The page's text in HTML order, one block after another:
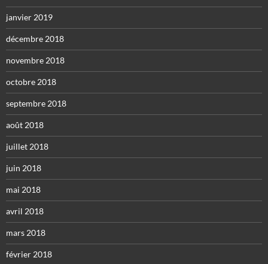
janvier 2019
décembre 2018
novembre 2018
octobre 2018
septembre 2018
août 2018
juillet 2018
juin 2018
mai 2018
avril 2018
mars 2018
février 2018